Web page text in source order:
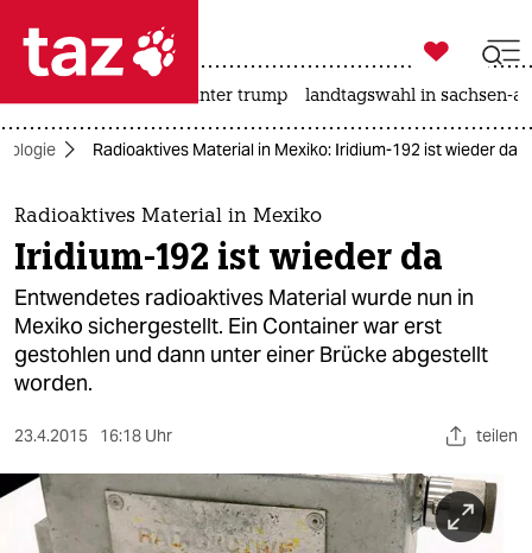
 taz zahl ich
taz zahl ich
themen
politik
öko
gesellschaft
kultur
sport
berlin

taz zahl ich
usa unter trump landtagswahl in sachsen-
Radioaktives Material in Mexiko: Iridium-192 ist wieder da
Radioaktives Material in Mexiko
Iridium-192 ist wieder da
Entwendetes radioaktives Material wurde nun in
Mexiko sichergestellt. Ein Container war erst
gestohlen und dann unter einer Brücke abgestellt
worden.
23.4.2015 16:18 Uhr teilen